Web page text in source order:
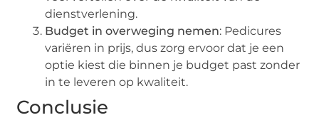
dienstverlening.
Budget in overweging nemen: Pedicures
variëren in prijs, dus zorg ervoor dat je een
optie kiest die binnen je budget past zonder
in te leveren op kwaliteit.
Conclusie